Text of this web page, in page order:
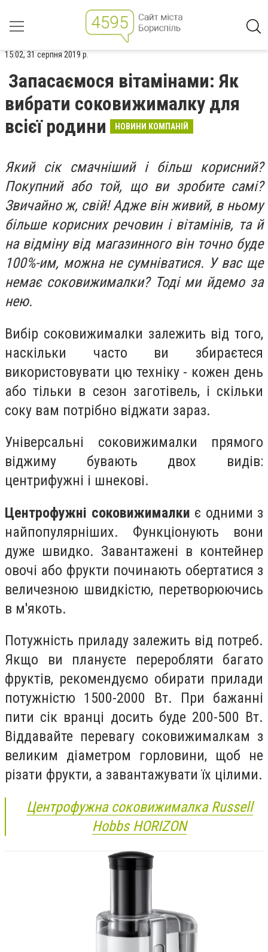
15:02, 31 серпня 2019 р.
Запасаємося вітамінами: Як
вибрати соковижималку для
всієї родини
НОВИНИ КОМПАНІЙ
Який сік смачніший і більш корисний?
Покупний або той, що ви зробите самі?
Звичайно ж, свій! Адже він живий, в ньому
більше корисних речовин і вітамінів, та й
на відміну від магазинного він точно буде
100%-им, можна не сумніватися. У вас ще
немає соковижималки? Тоді ми йдемо за
нею.
Вибір соковижималки залежить від того,
наскільки часто ви збираєтеся
використовувати цю техніку - кожен день
або тільки в сезон заготівель, і скільки
соку вам потрібно віджати зараз.
Універсальні соковижималки прямого
віджиму бувають двох видів:
центрифужні і шнекові.
Центрофужні соковижималки є одними з
найпопулярніших. Функціонують вони
дуже швидко. Завантажені в контейнер
овочі або фрукти починають обертатися з
величезною швидкістю, перетворюючись
в м'якоть.
Потужність приладу залежить від потреб.
Якщо ви плануєте переробляти багато
фруктів, рекомендуємо обирати прилади
потужністю 1500-2000 Вт. При бажанні
пити сік вранці досить буде 200-500 Вт.
Віддавайте перевагу соковижималкам з
великим діаметром горловини, щоб не
різати фрукти, а завантажувати їх цілими.
Центрофужна соковижималка Russell
HobbsHORIZON